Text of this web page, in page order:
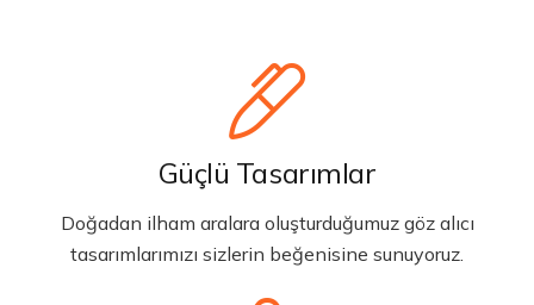
Güçlü Tasarımlar
Doğadan ilham aralara oluşturduğumuz göz alıcı
tasarımlarımızı sizlerin beğenisine sunuyoruz.